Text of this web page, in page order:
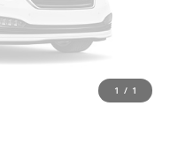
1 / 1